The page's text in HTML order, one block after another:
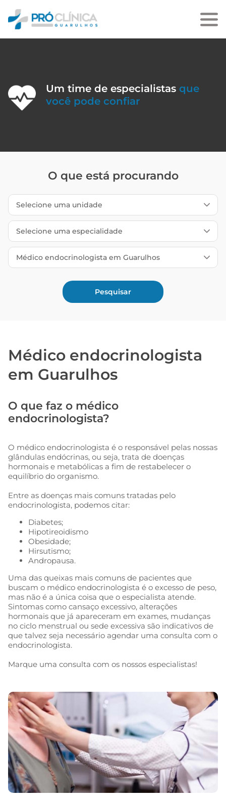
Um time de especialistas que
você pode confiar
O que está procurando
Médico endocrinologista
em Guarulhos
O que faz o médico
endocrinologista?
O médico endocrinologista é o responsável pelas nossas
glândulas endócrinas, ou seja, trata de doenças
hormonais e metabólicas a fim de restabelecer o
equilíbrio do organismo.
Entre as doenças mais comuns tratadas pelo
endocrinologista, podemos citar:
Diabetes;
Hipotireoidismo
Obesidade;
Hirsutismo;
Andropausa.
Uma das queixas mais comuns de pacientes que
buscam o médico endocrinologista é o excesso de peso,
mas não é a única coisa que o especialista atende.
Sintomas como cansaço excessivo, alterações
hormonais que já apareceram em exames, mudanças
no ciclo menstrual ou sede excessiva são indicativos de
que talvez seja necessário agendar uma consulta com o
endocrinologista.
Marque uma consulta com os nossos especialistas!